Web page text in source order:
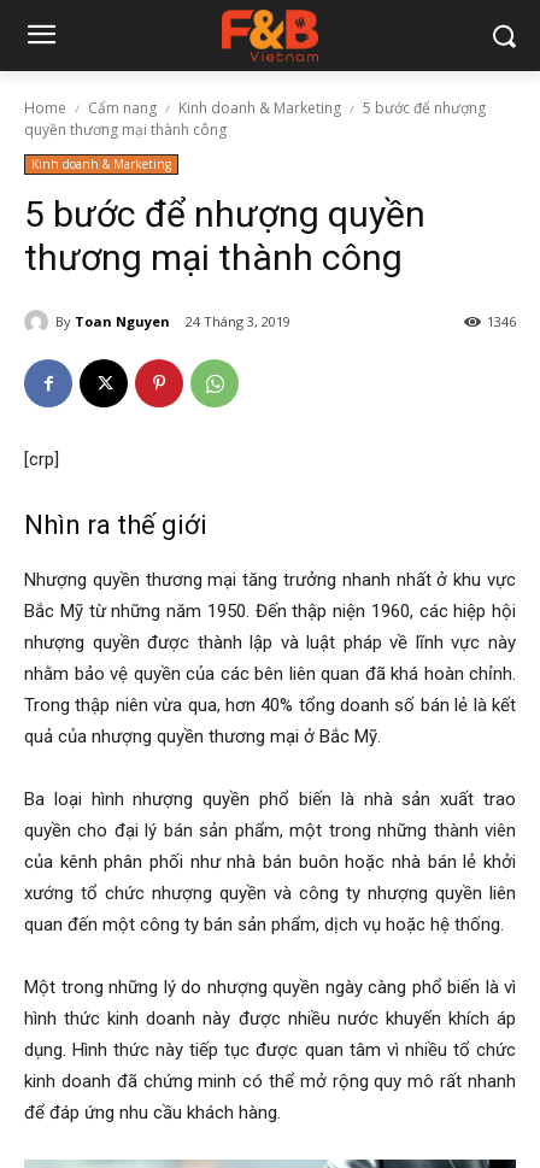
Home Cẩm nang Kinh doanh & Marketing
5 bước để nhượng
quyền thương mại thành công
Kinh doanh & Marketing
5 bước để nhượng quyền
thương mại thành công
By Toan Nguyen 24 Tháng 3, 2019 1346
[crp]
Nhìn ra thế giới
Nhượng quyền thương mại tăng trưởng nhanh nhất ở khu vực
Bắc Mỹ từ những năm 1950. Đến thập niện 1960, các hiệp hội
nhượng quyền được thành lập và luật pháp về lĩnh vực này
nhằm bảo vệ quyền của các bên liên quan đã khá hoàn chỉnh.
Trong thập niên vừa qua, hơn 40% tổng doanh số bán lẻ là kết
quả của nhượng quyền thương mại ở Bắc Mỹ.
Ba loại hình nhượng quyền phổ biến là nhà sản xuất trao
quyền cho đại lý bán sản phẩm, một trong những thành viên
của kênh phân phối như nhà bán buôn hoặc nhà bán lẻ khởi
xướng tổ chức nhượng quyền và công ty nhượng quyền liên
quan đến một công ty bán sản phẩm, dịch vụ hoặc hệ thống.
Một trong những lý do nhượng quyền ngày càng phổ biến là vì
hình thức kinh doanh này được nhiều nước khuyến khích áp
dụng. Hình thức này tiếp tục được quan tâm vì nhiều tổ chức
kinh doanh đã chứng minh có thể mở rộng quy mô rất nhanh
để đáp ứng nhu cầu khách hàng.